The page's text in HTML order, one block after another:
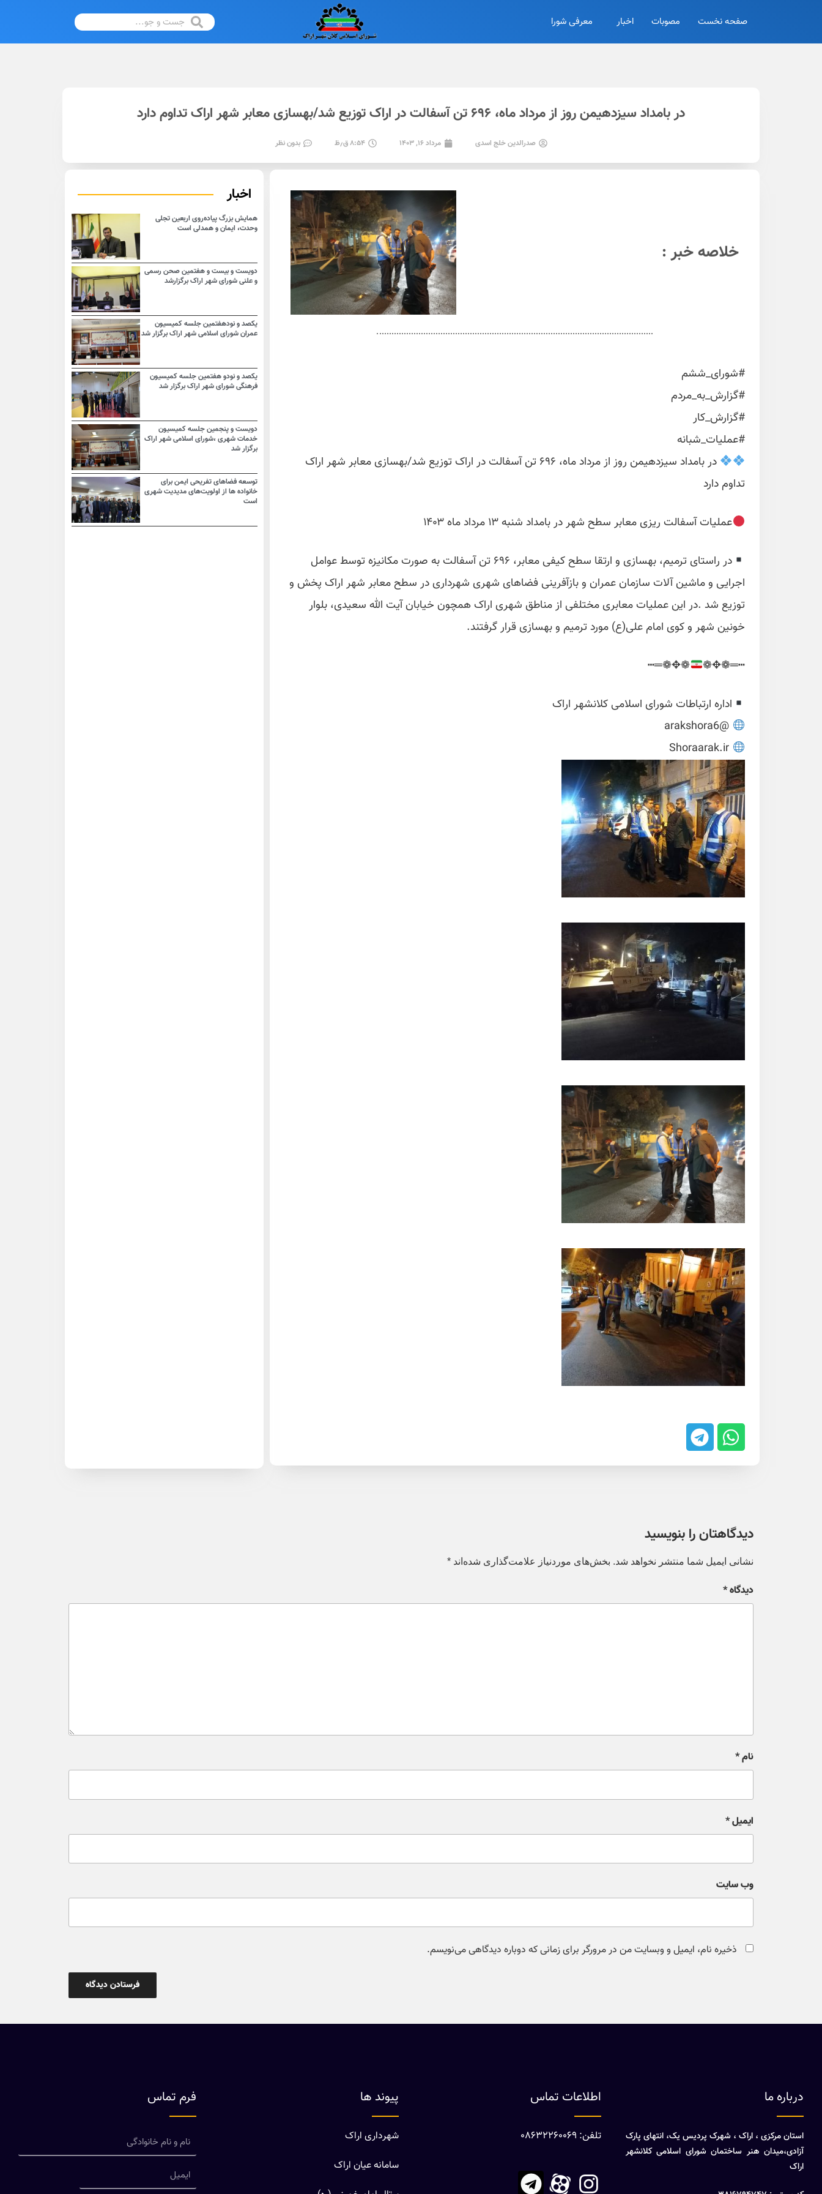
صفحه نخست مصوبات اخبار معرفی شورا
در بامداد سیزدهیمن روز از مرداد ماه، ۶۹۶ تن آسفالت در اراک توزیع شد/بهسازی معابر شهر اراک تداوم دارد
صدرالدین خلج اسدی مرداد ۱۶, ۱۴۰۳ ۸:۵۴ ق٫ظ بدون نظر
خلاصه خبر :
#شورای_ششم
#گزارش_به_مردم
#گزارش_کار
#عملیات_شبانه
در بامداد سیزدهیمن روز از مرداد ماه، ۶۹۶ تن آسفالت در اراک توزیع شد/بهسازی معابر شهر اراک
تداوم دارد
عملیات آسفالت ریزی معابر سطح شهر در بامداد شنبه ۱۳ مرداد ماه ۱۴۰۳
در راستای ترمیم، بهسازی و ارتقا سطح کیفی معابر، ۶۹۶ تن آسفالت به صورت مکانیزه توسط عوامل
اجرایی و ماشین آلات سازمان عمران و بازآفرینی فضاهای شهری شهرداری در سطح معابر شهر اراک پخش و
توزیع شد .در این عملیات معابری مختلفی از مناطق شهری اراک همچون خیابان آیت الله سعیدی، بلوار
خونین شهر و کوی امام علی(ع) مورد ترمیم و بهسازی قرار گرفتند.
┅═❁✥❁
❁✥❁═┅
اداره ارتباطات شورای اسلامی کلانشهر اراک
@arakshora6
اخبار
همایش بزرگ پیاده‌روی اربعین تجلی
وحدت، ایمان و همدلی است
دویست و بیست و هفتمین صحن رسمی
و علنی شورای شهر اراک برگزارشد
یکصد و نودهفتمین جلسه کمیسیون
عمران شورای اسلامی شهر اراک برگزار شد
یکصد و نودو هفتمین جلسه کمیسیون
فرهنگی شورای شهر اراک برگزار شد
دویست و پنجمین جلسه کمیسیون
خدمات شهری ،شورای اسلامی شهر اراک
برگزار شد
توسعه فضاهای تفریحی ایمن برای
خانواده ها از اولویت‌های مدیدیت شهری
است
دیدگاهتان را بنویسید
نشانی ایمیل شما منتشر نخواهد شد. بخش‌های موردنیاز علامت‌گذاری شده‌اند *
دیدگاه*
نام*
ایمیل*
وب‌ سایت
ذخیره نام، ایمیل و وبسایت من در مرورگر برای زمانی که دوباره دیدگاهی می‌نویسم.
درباره ما
استان مرکزی ، اراک ، شهرک پردیس یک، انتهای پارک
آزادی،میدان هنر ساختمان شورای اسلامی کلانشهر
اراک
اطلاعات تماس
تلفن: 08632260069
پیوند ها
شهرداری اراک
سامانه عیان اراک
فرم تماس